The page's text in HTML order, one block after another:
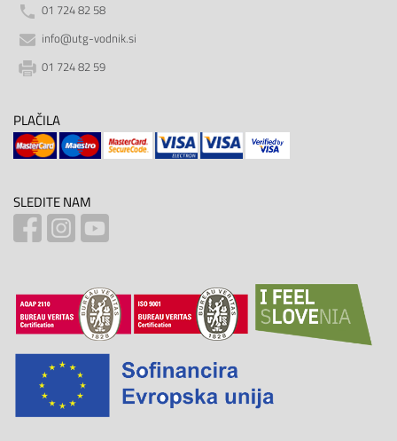
01 724 82 58
info@utg-vodnik.si
01 724 82 59
PLAČILA
SLEDITE NAM